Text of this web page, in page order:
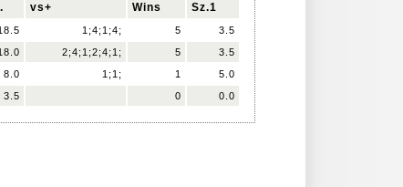
vs+ Wins Sz.1
1;4;1;4; 5
3.5
2;4;1;2;4;1; 5
3.5
8.0 1;1; 1
5.0
3.5 0 0.0